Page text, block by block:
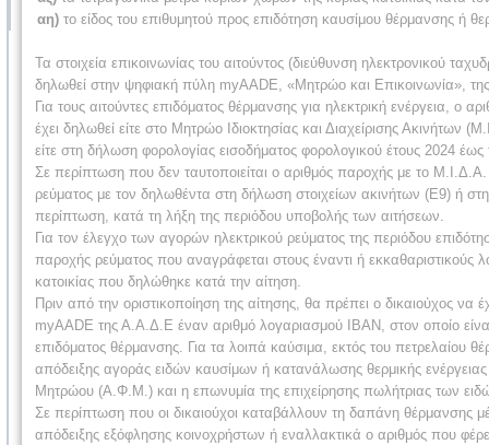
αη) το είδος του επιθυμητού προς επιδότηση καυσίμου θέρμανσης ή
Τα στοιχεία επικοινωνίας του αιτούντος (διεύθυνση ηλεκτρονικού
δηλωθεί στην ψηφιακή πύλη myAADE, «Μητρώο και Επικοινωνία»,
Για τους αιτούντες επιδόματος θέρμανσης για ηλεκτρική ενέργεια, ο
έχει δηλωθεί είτε στο Μητρώο Ιδιοκτησίας και Διαχείρισης
είτε στη δήλωση φορολογίας εισοδήματος φορολογικού έτους 2024
Σε περίπτωση που δεν ταυτοποιείται ο αριθμός παροχής με το
ρεύματος με τον δηλωθέντα στη δήλωση στοιχείων ακινήτων (Ε9) ή
περίπτωση, κατά τη λήξη της περιόδου υποβολής των αιτήσεων.
Για τον έλεγχο των αγορών ηλεκτρικού ρεύματος της περιόδου
παροχής ρεύματος που αναγράφεται στους έναντι ή εκκαθαριστικούς
κατοικίας που δηλώθηκε κατά την αίτηση.
Πριν από την οριστικοποίηση της αίτησης, θα πρέπει ο δικαιούχος
myAADE της Α.Α.Δ.Ε έναν αριθμό λογαριασμού ΙΒΑΝ, στον οποίο
επιδόματος θέρμανσης. Για τα λοιπά καύσιμα, εκτός του πετρελαίου
απόδειξης αγοράς ειδών καυσίμων ή κατανάλωσης θερμικής
Μητρώου (Α.Φ.Μ.) και η επωνυμία της επιχείρησης πωλήτριας των
Σε περίπτωση που οι δικαιούχοι καταβάλλουν τη δαπάνη θέρμανσης
απόδειξης εξόφλησης κοινοχρήστων ή εναλλακτικά ο αριθμός που